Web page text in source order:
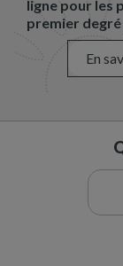
ligne pour les
premier
En